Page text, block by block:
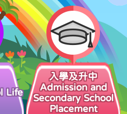
Life
入學及升中
Admission and
Secondary School
Placement